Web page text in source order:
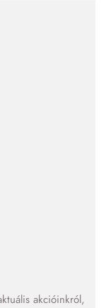
akcióinkról,